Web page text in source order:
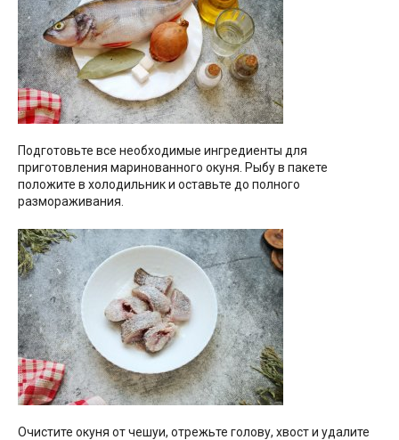
Подготовьте все необходимые ингредиенты для
приготовления маринованного окуня. Рыбу в пакете
положите в холодильник и оставьте до полного
размораживания.
Очистите окуня от чешуи, отрежьте голову, хвост и удалите